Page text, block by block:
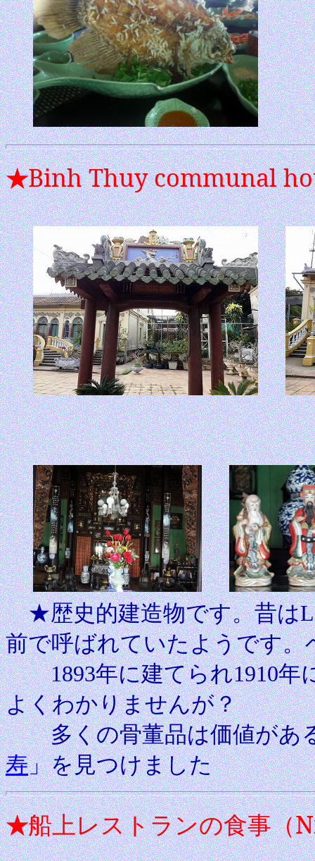
★Binh Thuy communal
★歴史的建造物です。昔は
前で呼ばれていたようです。
1893年に建てられ1910年
よくわかりませんが？
多くの骨董品は価値がある
寿」を見つけました
★船上レストランの食事（